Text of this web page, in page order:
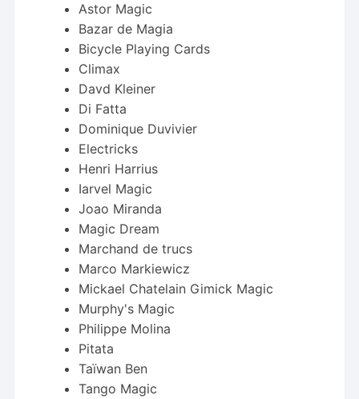
Astor Magic
Bazar de Magia
Bicycle Playing Cards
Climax
Davd Kleiner
Di Fatta
Dominique Duvivier
Electricks
Henri Harrius
Iarvel Magic
Joao Miranda
Magic Dream
Marchand de trucs
Marco Markiewicz
Mickael Chatelain Gimick Magic
Murphy's Magic
Philippe Molina
Pitata
Taïwan Ben
Tango Magic